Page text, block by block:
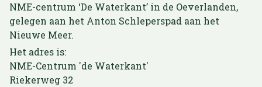
NME-centrum ‘De Waterkant’ in de Oeverlanden,
gelegen aan het Anton Schleperspad aan het
Nieuwe Meer.
Het adres is:
NME-Centrum 'de Waterkant'
Riekerweg 32